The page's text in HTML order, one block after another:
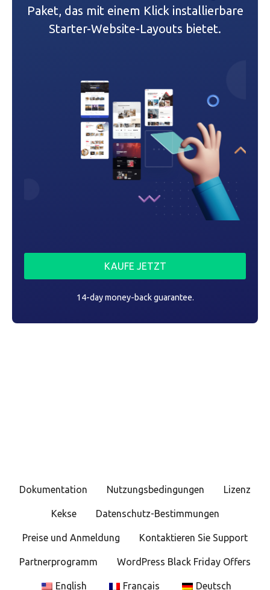
Paket, das mit einem Klick installierbare
Starter-Website-Layouts bietet.
KAUFE JETZT
14-day money-back guarantee.
Dokumentation Nutzungsbedingungen Lizenz
Kekse Datenschutz-Bestimmungen
Preise und Anmeldung Kontaktieren Sie Support
Partnerprogramm WordPress Black Friday Offers
English Français Deutsch